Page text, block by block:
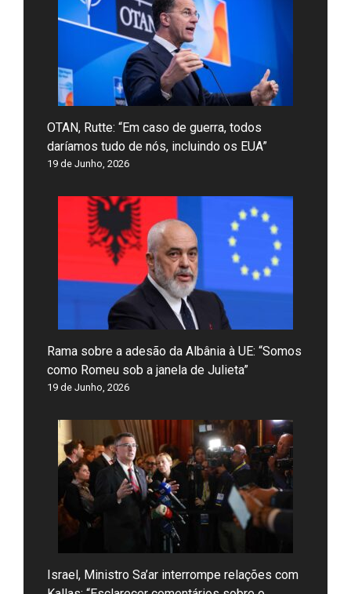
OTAN, Rutte: “Em caso de guerra, todos
daríamos tudo de nós, incluindo os EUA”
19 de Junho, 2026
Rama sobre a adesão da Albânia à UE: “Somos
como Romeu sob a janela de Julieta”
19 de Junho, 2026
Israel, Ministro Sa’ar interrompe relações com